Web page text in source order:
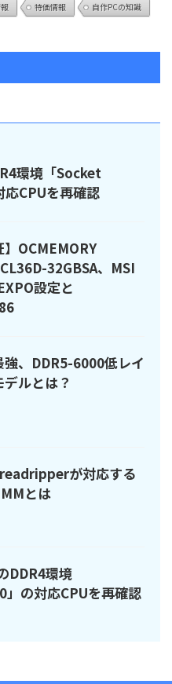
特価情報
自作PCの知識
環境「Socket
応CPUを再確認
】OCMEMORY
32GBSA、MSI
設定と
強、DDR5-6000低レイ
ルとは？
が対応する
とは
DDR4環境
」の対応CPUを再確認